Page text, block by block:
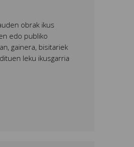
obrak ikus
edo publiko
gainera, bisitariek
leku ikusgarria